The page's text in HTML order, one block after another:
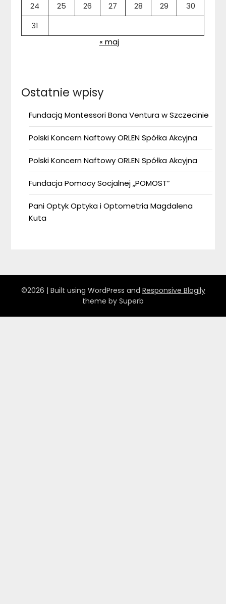
24
25 26 27 28 29
30
31
« maj
Ostatnie wpisy
Fundacją Montessori Bona Ventura w Szczecinie
Polski Koncern Naftowy ORLEN Spółka Akcyjna
Polski Koncern Naftowy ORLEN Spółka Akcyjna
Fundacja Pomocy Socjalnej „POMOST”
Pani Optyk Optyka i Optometria Magdalena
Kuta
©2026 | Built using WordPress and Responsive Blogily
theme by Superb